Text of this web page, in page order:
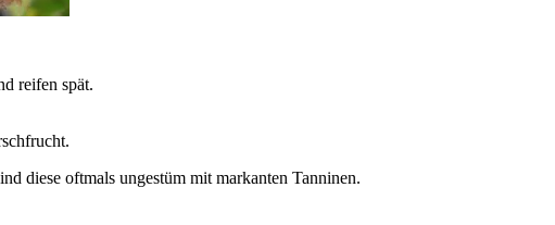
reifen spät.
diese oftmals ungestüm mit markanten Tanninen.